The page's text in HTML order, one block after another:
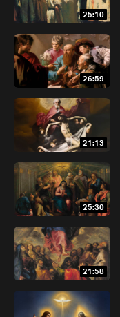
25:10
26:59
21:13
25:30
21:58